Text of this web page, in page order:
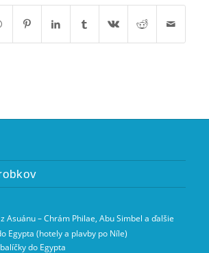
Asuánu – Chrám Philae, Abu Simbel a ďalšie
Egypta (hotely a plavby po Níle)
do Egypta